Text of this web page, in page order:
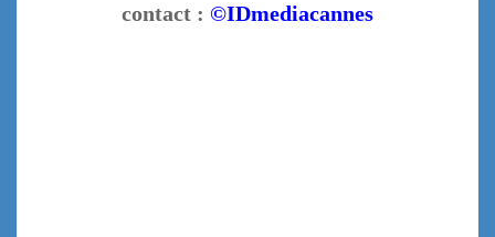
contact : ©IDmediacannes